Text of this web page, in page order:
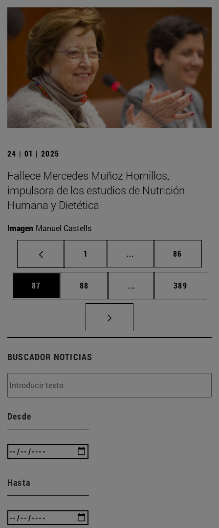
24 | 01 | 2025
Fallece Mercedes Muñoz Hornillos,
impulsora de los estudios de Nutrición
Humana y Dietética
Imagen Manuel Castells
Página
1 ... Páginas intermedias
Página
86
Página
87 Página
88 ... Páginas intermedias
Página
389
BUSCADOR NOTICIAS
Desde
Hasta